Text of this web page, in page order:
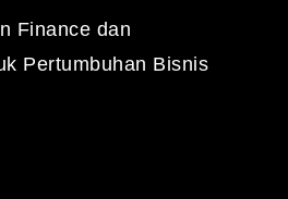
Finance dan
Pertumbuhan Bisnis